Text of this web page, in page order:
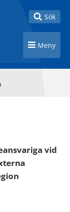
Toggle
Sök
Toggle
Meny
vid